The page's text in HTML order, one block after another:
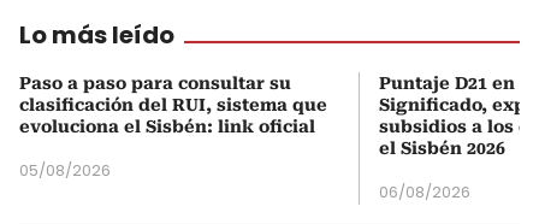
Lo más leído
Paso a paso para consultar su
clasificación del RUI, sistema que
evoluciona el Sisbén: link oficial
05/08/2026
Puntaje D21 en
Significado,
subsidios a los
el Sisbén 2026
06/08/2026